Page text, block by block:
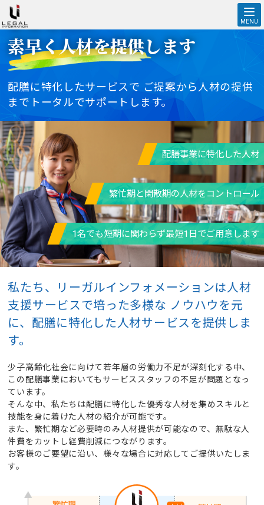
ホテル・結婚式場・イベント会場での派遣配膳スタッフをお探しの
企業様へ
MENU
必要な時に
素早く人材を提供します
配膳に特化したサービスで ご提案から人材の提供
までトータルでサポートします。
配膳事業に特化した人材
繁忙期と閑散期の人材をコントロール
1名でも短期に関わらず最短1日でご用意します
私たち、リーガルインフォメーションは人材
支援サービスで培った多様な ノウハウを元
に、配膳に特化した人材サービスを提供しま
す。
少子高齢化社会に向けて若年層の労働力不足が深刻化する中、
この配膳事業においてもサービススタッフの不足が問題となっ
ています。
そんな中、私たちは配膳に特化した優秀な人材を集めスキルと
技能を身に着けた人材の紹介が可能です。
また、繁忙期など必要時のみ人材提供が可能なので、無駄な人
件費をカットし経費削減につながります。
お客様のご要望に沿い、様々な場合に対応してご提供いたしま
す。